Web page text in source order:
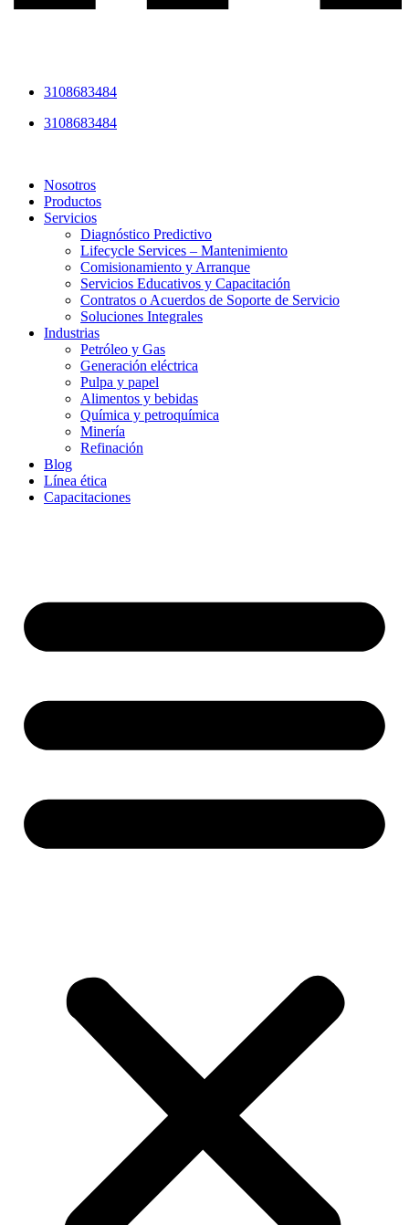
3108683484
3108683484
Nosotros
Productos
Servicios
Diagnóstico Predictivo
Lifecycle Services – Mantenimiento
Comisionamiento y Arranque
Servicios Educativos y Capacitación
Contratos o Acuerdos de Soporte de Servicio
Soluciones Integrales
Industrias
Petróleo y Gas
Generación eléctrica
Pulpa y papel
Alimentos y bebidas
Química y petroquímica
Minería
Refinación
Blog
Línea ética
Capacitaciones